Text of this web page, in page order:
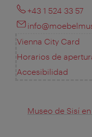
+43 1 524 33 57
Vienna City Card
Horarios de
Accesibilidad
Museo de Sisí